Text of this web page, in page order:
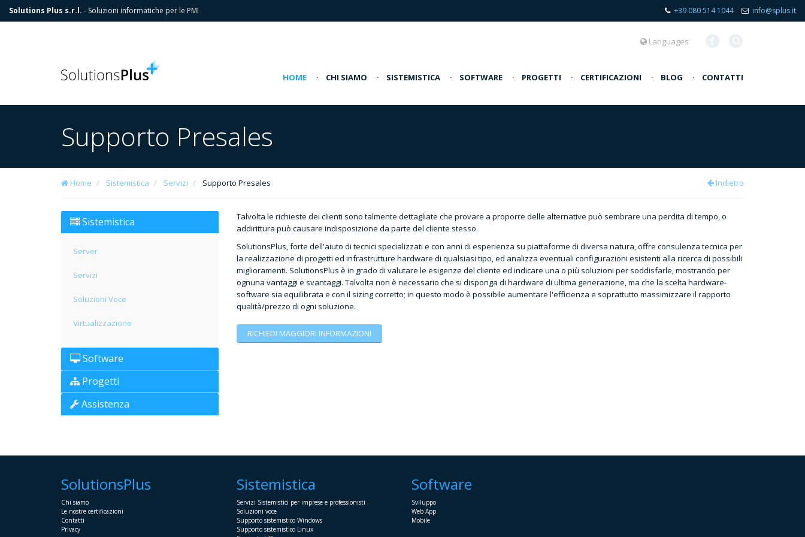
Solutions Plus s.r.l. - Soluzioni informatiche per le PMI +39 080 514 1044 info@splus.it
Languages
HOME · CHI SIAMO · SISTEMISTICA · SOFTWARE · PROGETTI · CERTIFICAZIONI · BLOG · CONTATTI
Supporto Presales
Home Sistemistica Servizi Supporto Presales Indietro
Sistemistica
Server
Servizi
Soluzioni Voce
Virtualizzazione
Software
Progetti
Assistenza
Talvolta le richieste dei clienti sono talmente dettagliate che provare a proporre delle alternative può sembrare una perdita di tempo, o
addirittura può causare indisposizione da parte del cliente stesso.
SolutionsPlus, forte dell'aiuto di tecnici specializzati e con anni di esperienza su piattaforme di diversa natura, offre consulenza tecnica per
la realizzazione di progetti ed infrastrutture hardware di qualsiasi tipo, ed analizza eventuali configurazioni esistenti alla ricerca di possibili
miglioramenti. SolutionsPlus è in grado di valutare le esigenze del cliente ed indicare una o più soluzioni per soddisfarle, mostrando per
ognuna vantaggi e svantaggi. Talvolta non è necessario che si disponga di hardware di ultima generazione, ma che la scelta hardware-
software sia equilibrata e con il sizing corretto; in questo modo è possibile aumentare l'efficienza e soprattutto massimizzare il rapporto
qualità/prezzo di ogni soluzione.
RICHIEDI MAGGIORI INFORMAZIONI
SolutionsPlus
Chi siamo
Le nostre certificazioni
Contatti
Privacy
Sistemistica
Servizi Sistemistici per imprese e professionisti
Soluzioni voce
Supporto sistemistico Windows
Supporto sistemistico Linux
Software
Sviluppo
Web App
Mobile